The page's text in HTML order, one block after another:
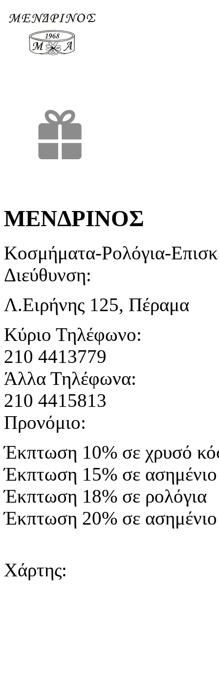
ΜΕΝΔΡΙΝΟΣ
Κοσμήματα-Ρολόγια-
Διεύθυνση:
Λ.Ειρήνης 125, Πέραμα
Κύριο Τηλέφωνο:
210 4413779
Άλλα Τηλέφωνα:
210 4415813
Προνόμιο:
Έκπτωση 10% σε χρυσό
Έκπτωση 15% σε
Έκπτωση 18% σε ρολόγια
Έκπτωση 20% σε
Χάρτης: